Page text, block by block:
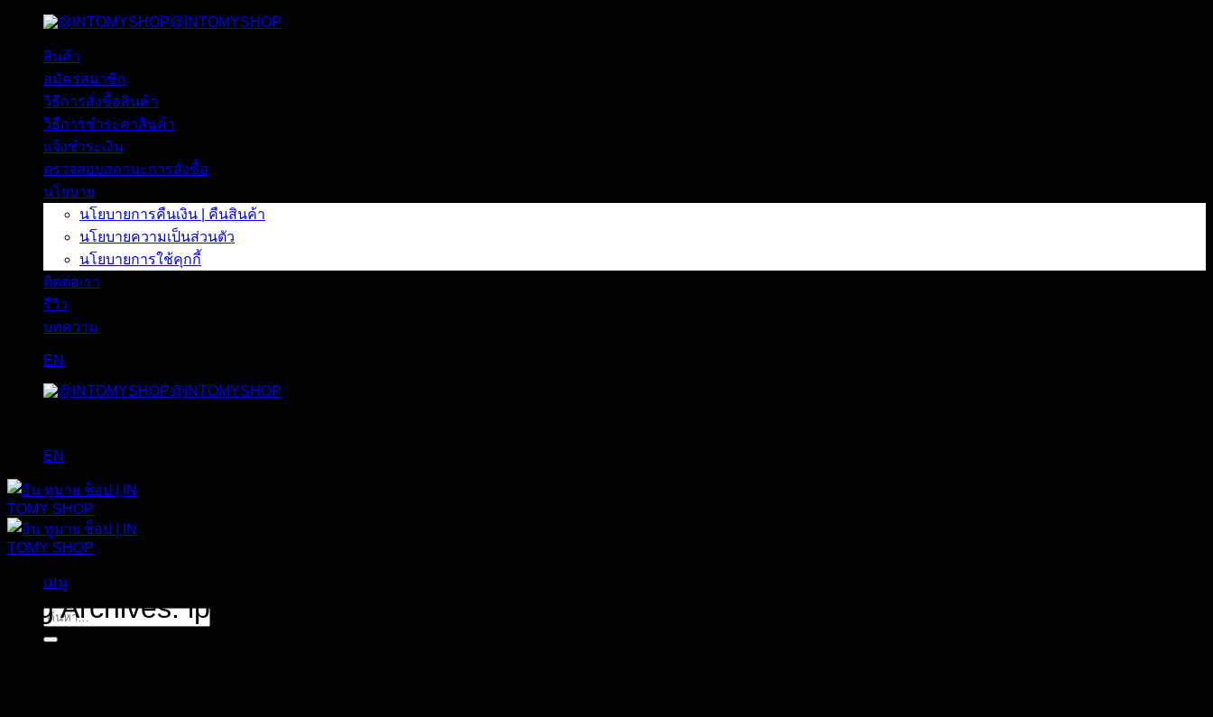
เนื้อหา
@INTOMYSHOP
สินค้า
สมัครสมาชิก
วิธีการสั่งซื้อสินค้า
วิธีการชำระค่าสินค้า
แจ้งชำระเงิน
ตรวจสอบสถานะการสั่งซื้อ
นโยบาย
นโยบายการคืนเงิน | คืนสินค้า
นโยบายความเป็นส่วนตัว
นโยบายการใช้คุกกี้
ติดต่อเรา
รีวิว
บทความ
EN
@INTOMYSHOP
EN
เมนู
ค้นหา:
Tag Archives:ipad